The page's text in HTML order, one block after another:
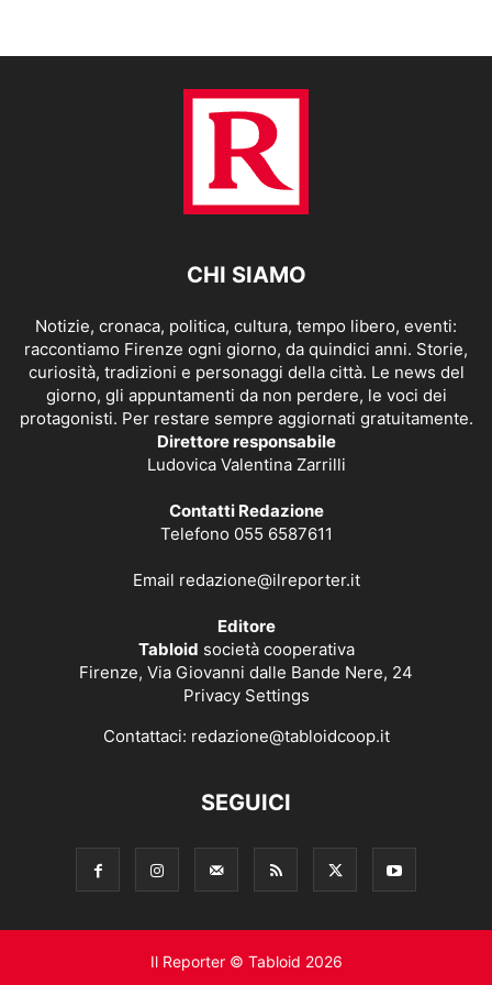
CHI SIAMO
Notizie, cronaca, politica, cultura, tempo libero, eventi:
raccontiamo Firenze ogni giorno, da quindici anni. Storie,
curiosità, tradizioni e personaggi della città. Le news del
giorno, gli appuntamenti da non perdere, le voci dei
protagonisti. Per restare sempre aggiornati gratuitamente.
Direttore responsabile
Ludovica Valentina Zarrilli
Contatti Redazione
Telefono 055 6587611
Email redazione@ilreporter.it
Editore
Tabloid società cooperativa
Firenze, Via Giovanni dalle Bande Nere, 24
Privacy Settings
Contattaci: redazione@tabloidcoop.it
SEGUICI
Il Reporter © Tabloid 2026